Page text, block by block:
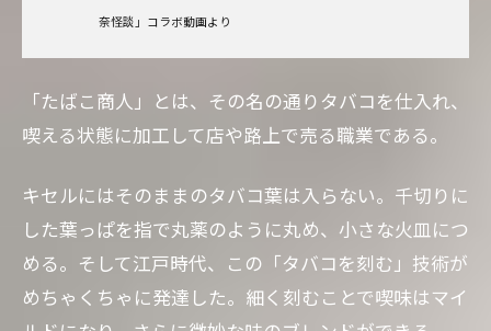
奈怪談」コラボ動画より
「たばこ商人」とは、その名の通りタバコを仕入れ、
喫える状態に加工して店や路上で売る職業である。
キセルにはそのままのタバコ葉は入らない。千切りに
した葉っぱを指で丸薬のように丸め、小さな火皿につ
める。そして江戸時代、この「タバコを刻む」技術が
めちゃくちゃに発達した。細く刻むことで喫味はマイ